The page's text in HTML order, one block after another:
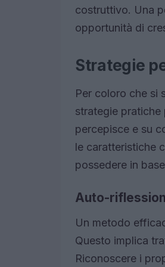
costruttivo. Una
opportunità di
Strategie
Per coloro che si
strategie pratiche
percepisce e su
le caratteristiche
possedere in
Auto-
Un metodo
Questo implica
Riconoscere i